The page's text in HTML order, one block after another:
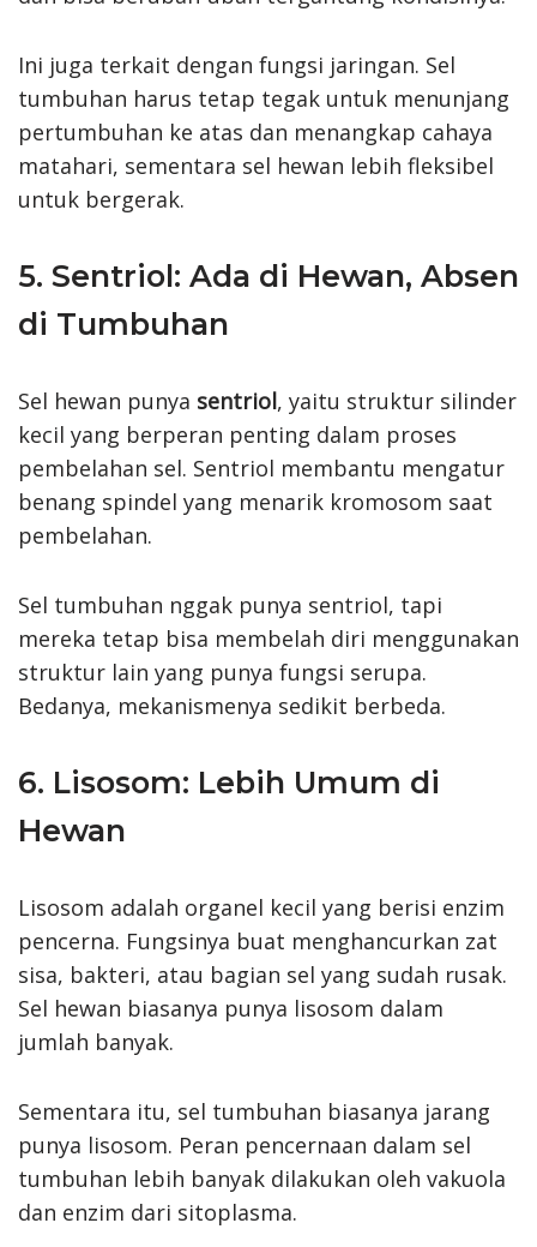
Ini juga terkait dengan fungsi jaringan. Sel
tumbuhan harus tetap tegak untuk menunjang
pertumbuhan ke atas dan menangkap cahaya
matahari, sementara sel hewan lebih fleksibel
untuk bergerak.
5. Sentriol: Ada di Hewan, Absen
di Tumbuhan
Sel hewan punya sentriol, yaitu struktur silinder
kecil yang berperan penting dalam proses
pembelahan sel. Sentriol membantu mengatur
benang spindel yang menarik kromosom saat
pembelahan.
Sel tumbuhan nggak punya sentriol, tapi
mereka tetap bisa membelah diri menggunakan
struktur lain yang punya fungsi serupa.
Bedanya, mekanismenya sedikit berbeda.
6. Lisosom: Lebih Umum di
Hewan
Lisosom adalah organel kecil yang berisi enzim
pencerna. Fungsinya buat menghancurkan zat
sisa, bakteri, atau bagian sel yang sudah rusak.
Sel hewan biasanya punya lisosom dalam
jumlah banyak.
Sementara itu, sel tumbuhan biasanya jarang
punya lisosom. Peran pencernaan dalam sel
tumbuhan lebih banyak dilakukan oleh vakuola
dan enzim dari sitoplasma.